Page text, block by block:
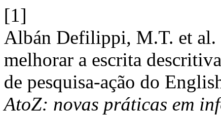
[1]
Albán Defilippi, M.T. et al.
melhorar a escrita
de pesquisa-ação do
AtoZ: novas práticas em